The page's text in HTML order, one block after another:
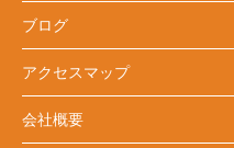
ブログ
アクセスマップ
会社概要